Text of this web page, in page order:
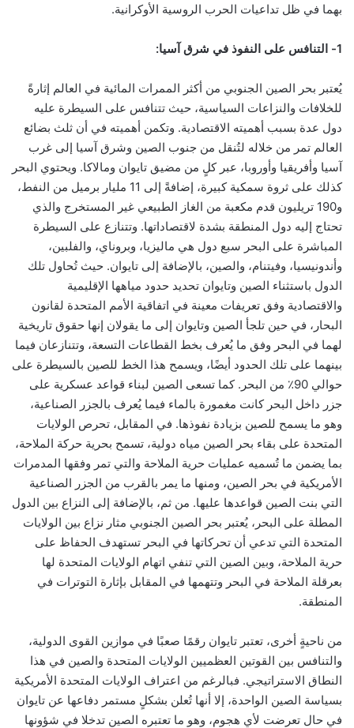
بهما في ظل تداعيات الحرب الروسية الأوكرانية.
1- التنافس على النفوذ في شرق آسيا:
يُعتبر بحر الصين الجنوبي من أكثر الممرات المائية في العالم إثارةً
للخلافات والنزاعات السياسية، حيث تتنافس على السيطرة عليه
دول عدة بسبب أهميته الاقتصادية. وتكمن أهميته في أن ثلث بضائع
العالم تمر من خلاله لتُنقل من جنوب الصين وشرق آسيا إلى غرب
آسيا وأفريقيا وأوروبا، عبر كلٍ من مضيق تايوان ومالاكا. ويحتوي البحر
كذلك على ثروة سمكية كبيرة، إضافةً إلى 11 مليار برميل من النفط،
و190 تريليون قدم مكعبة من الغاز الطبيعي غير المستخرج والذي
تحتاج إليه دول المنطقة بشدة لاقتصاداتها. وتتنازع على السيطرة
المباشرة على البحر سبع دول هي ماليزيا، وبروناي، والفلبين،
وأندونيسيا، وفيتنام، والصين، بالإضافة إلى تايوان. حيث تُحاول تلك
الدول باستثناء الصين وتايوان تحديد حدود مياهها الإقليمية
والاقتصادية وفق تعريفات معينة في اتفاقية الأمم المتحدة لقانون
البحار، في حين تلجأ الصين وتايوان إلى ما يقولان إنها حقوق تاريخية
لهما في البحر وفق ما يُعرف بخط القطاعات التسعة، وتتنازعان فيما
بينهما على تلك الحدود أيضًا، ويسمح هذا الخط للصين بالسيطرة على
حوالي 90٪ من البحر. كما تسعى الصين لبناء قواعد عسكرية على
جزر داخل البحر كانت مغمورة بالماء فيما يُعرف بالجزر الصناعية،
وهو ما يسمح للصين بزيادة نفوذها. في المقابل، تحرص الولايات
المتحدة على بقاء بحر الصين مياه دولية، تسمح بحرية حركة الملاحة،
بما يضمن ما تُسميه عمليات حرية الملاحة والتي تمر وفقها المدمرات
الأمريكية في بحر الصين، ومنها ما يمر بالقرب من الجزر الصناعية
التي بنت الصين قواعدها عليها. من ثم، بالإضافة إلى النزاع بين الدول
المطلة على البحر، يُعتبر بحر الصين الجنوبي مثار نزاع بين الولايات
المتحدة التي تدعي أن تحركاتها في البحر تستهدف الحفاظ على
حرية الملاحة، وبين الصين التي تنفي اتهام الولايات المتحدة لها
بعرقلة الملاحة في البحر وتتهمها في المقابل بإثارة التوترات في
المنطقة.
من ناحيةٍ أخرى، تعتبر تايوان رقمًا صعبًا في موازين القوى الدولية،
والتنافس بين القوتين العظميين الولايات المتحدة والصين في هذا
النطاق الاستراتيجي. فبالرغم من اعتراف الولايات المتحدة الأمريكية
بسياسة الصين الواحدة، إلا أنها تُعلن بشكلٍ مستمر دفاعها عن تايوان
في حال تعرضت لأي هجوم، وهو ما تعتبره الصين تدخلا في شؤونها